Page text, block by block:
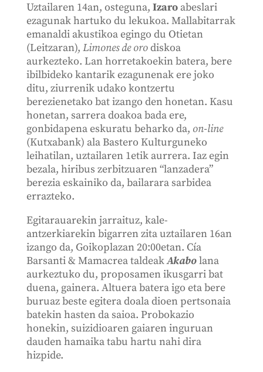
Uztailaren 14an, osteguna, Izaroabeslari
ezagunak hartuko du lekukoa. Mallabitarrak
emanaldi akustikoa egingo du Otietan
(Leitzaran), Limones de orodiskoa
aurkezteko. Lan horretakoekin batera, bere
ibilbideko kantarik ezagunenak ere joko
ditu, ziurrenik udako kontzertu
berezienetako bat izango den honetan. Kasu
honetan, sarrera doakoa bada ere,
gonbidapena eskuratu beharko da, on-line
(Kutxabank) ala Bastero Kulturguneko
leihatilan, uztailaren 1etik aurrera. Iaz egin
bezala, hiribus zerbitzuaren “lanzadera”
berezia eskainiko da, bailarara sarbidea
errazteko.
Egitarauarekin jarraituz, kale-
antzerkiarekin bigarren zita uztailaren 16an
izango da, Goikoplazan 20:00etan. Cía
Barsanti & Mamacrea taldeakAkabolana
aurkeztuko du, proposamen ikusgarri bat
duena, gainera. Altuera batera igo eta bere
buruaz beste egitera doala dioen pertsonaia
batekin hasten da saioa. Probokazio
honekin, suizidioaren gaiaren inguruan
dauden hamaika tabu hartu nahi dira
hizpide.